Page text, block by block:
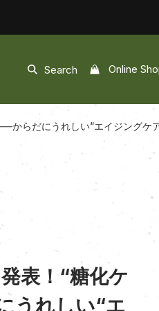
Search Online
からだにうれしい“エイジングケ
表！“糖化ケ
うれしい“エ